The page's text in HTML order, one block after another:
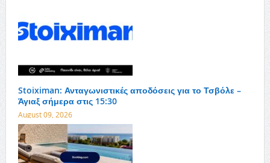
Stoiximan: Ανταγωνιστικές αποδόσεις για το Τσβόλε –
Άγιαξ σήμερα στις 15:30
August 09, 2026